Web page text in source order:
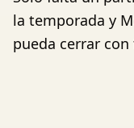
la temporada y
pueda cerrar con